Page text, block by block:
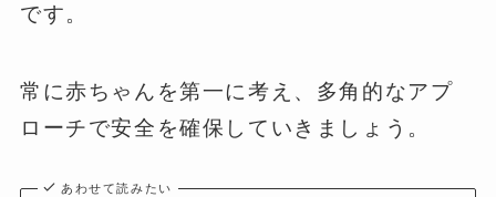
です。
常に赤ちゃんを第一に考え、多角的なアプ
ローチで安全を確保していきましょう。
あわせて読みたい